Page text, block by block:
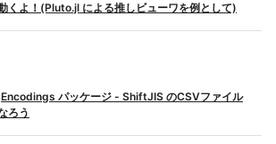
くよ！(Pluto.jl による推しビューワを例として)
パッケージ - ShiftJIS のCSVファイル
ろう